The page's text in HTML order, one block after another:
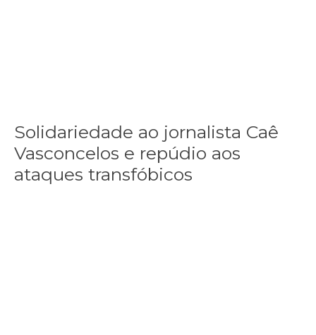
Solidariedade ao jornalista Caê
Vasconcelos e repúdio aos
ataques transfóbicos